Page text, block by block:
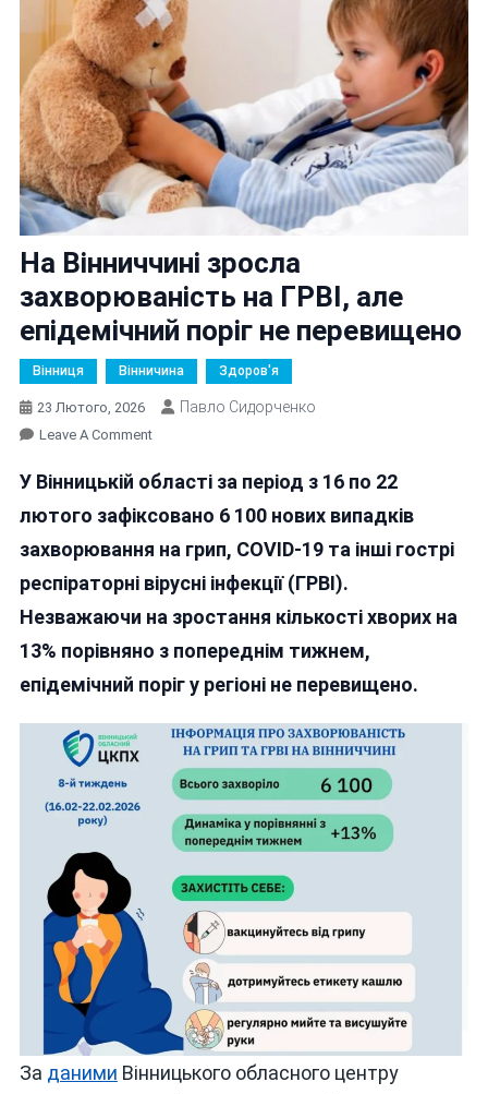
На Вінниччині зросла
захворюваність на ГРВІ, але
епідемічний поріг не перевищено
Вінниця Вінничина Здоров'я
23 Лютого, 2026 Павло Сидорченко
Leave A CommentOn
Вінниччині
Зросла
На
ГРВІ,
Епідемічний
Поріг
Не
У Вінницькій області за період з 16 по 22
лютого зафіксовано 6 100 нових випадків
захворювання на грип, COVID-19 та інші гострі
респіраторні вірусні інфекції (ГРВІ).
Незважаючи на зростання кількості хворих на
13% порівняно з попереднім тижнем,
епідемічний поріг у регіоні не перевищено.
За даними Вінницького обласного центру